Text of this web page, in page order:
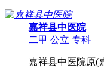
嘉祥县中医院
二甲 公立 专科
嘉祥县中医院原(